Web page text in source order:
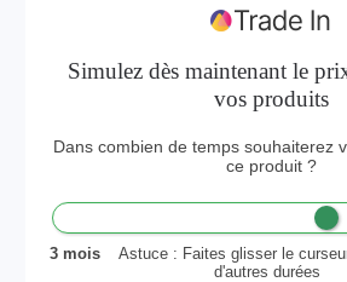
Simulez dès maintenant le
vos produits
Dans combien de temps souhaiterez
ce produit ?
3 mois
Astuce : Faites glisser le
d'autres durées